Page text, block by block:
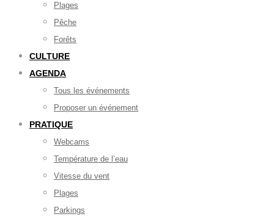
Plages
Pêche
Forêts
CULTURE
AGENDA
Tous les événements
Proposer un événement
PRATIQUE
Webcams
Température de l’eau
Vitesse du vent
Plages
Parkings